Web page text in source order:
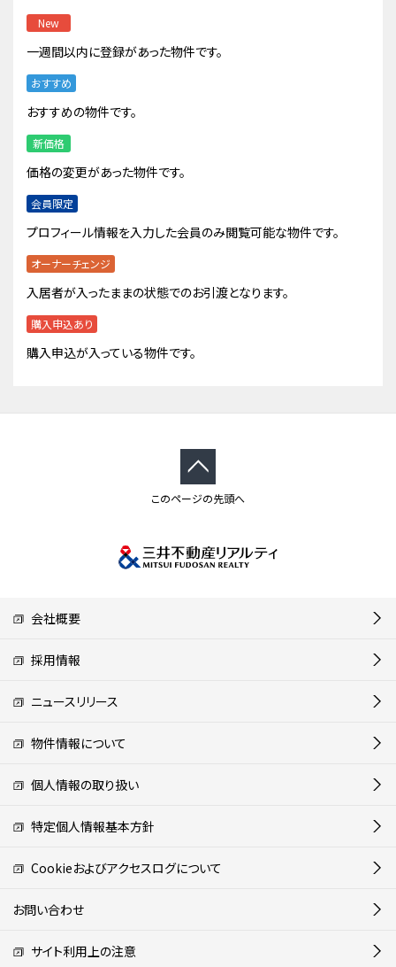
New
一週間以内に登録があった物件です。
おすすめ
おすすめの物件です。
新価格
価格の変更があった物件です。
会員限定
プロフィール情報を入力した会員のみ閲覧可能な物件です。
オーナーチェンジ
入居者が入ったままの状態でのお引渡となります。
購入申込あり
購入申込が入っている物件です。
このページの先頭へ
会社概要
採用情報
ニュースリリース
物件情報について
個人情報の取り扱い
特定個人情報基本方針
Cookieおよびアクセスログについて
お問い合わせ
サイト利用上の注意